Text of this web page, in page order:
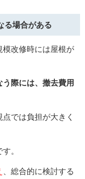
場合がある
模改修時には屋根が
際には、撤去費用
では負担が大きく
。
、総合的に検討する